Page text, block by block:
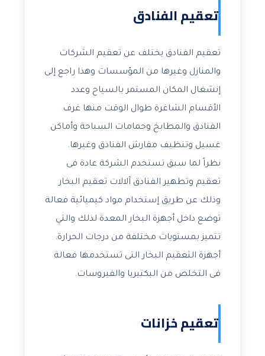
تعقيم الفنادق
تعقيم الفنادق يختلف عن تعقيم الشركات
والمنازل وغيرها من المؤسسات وهذا راجع إلى
إنشغال المكان المستمر بالسياح وعدد
الأقسام الشاغرة طوال الوقت منها غرف
الفنادق والمطابخ وحمامات السباحة وأماكن
غسيل وتنظيف مفارش الفنادق وغيرها.
نظراً لما سبق تستخدم الشركة عادة فى
تعقيم وتطهير الفنادق آلالات تعقيم البخار
وذلك عن طريق إستخدام مواد كيميائية فعالة
توضع داخل أجهزة البخار المعدة لذلك والتي
تتميز بمستويات مختلفة من درجات الحرارة.
أجهزة التعقيم البخار التى تستخدمها فعالة
فى التخلص من البكتيريا والفيروسات.
تعقيم خزانات